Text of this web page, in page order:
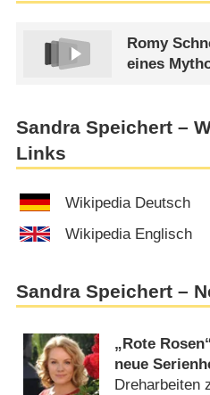
Romy
eines
Sandra Speichert –
Links
Wikipedia Deutsch
Wikipedia Englisch
Sandra Speichert –
„Rote
neue
Dreharbeiten